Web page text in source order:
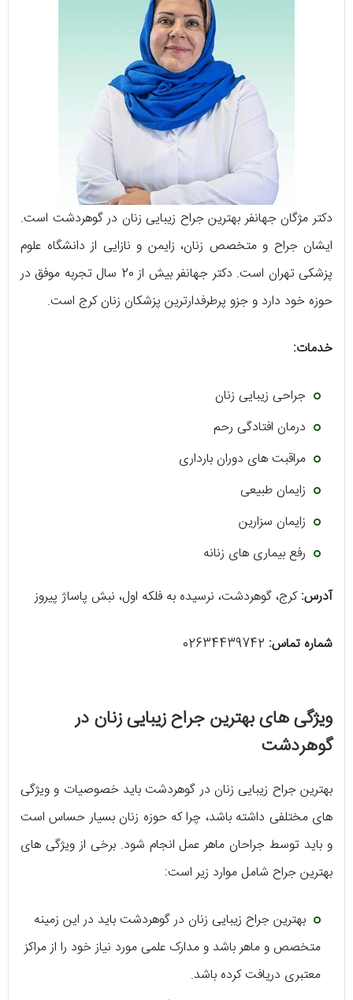
دکتر مژگان جهانفر بهترین جراح زیبایی زنان در گوهردشت است.
ایشان جراح و متخصص زنان، زایمن و نازایی از دانشگاه علوم
پزشکی تهران است. دکتر جهانفر بیش از 20 سال تجربه موفق در
حوزه خود دارد و جزو پرطرفدارترین پزشکان زنان کرج است.
خدمات:
جراحی زیبایی زنان
درمان افتادگی رحم
مراقبت های دوران بارداری
زایمان طبیعی
زایمان سزارین
رفع بیماری های زنانه
آدرس:کرج، گوهردشت، نرسیده به فلکه اول، نبش پاساژ پیروز
شماره تماس:
ویژگی های بهترین جراح زیبایی زنان در
گوهردشت
بهترین جراح زیبایی زنان در گوهردشت باید خصوصیات و ویژگی
های مختلفی داشته باشد، چرا که حوزه زنان بسیار حساس است
و باید توسط جراحان ماهر عمل انجام شود. برخی از ویژگی های
بهترین جراح شامل موارد زیر است:
بهترین جراح زیبایی زنان در گوهردشت باید در این زمینه
متخصص و ماهر باشد و مدارک علمی مورد نیاز خود را از مراکز
معتبری دریافت کرده باشد.